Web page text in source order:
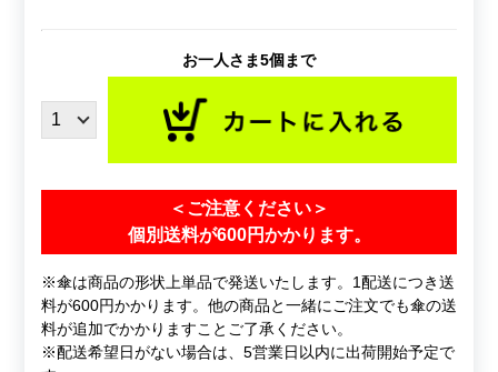
お一人さま5個まで
＜ご注意ください＞
個別送料が600円かかります。
※傘は商品の形状上単品で発送いたします。1配送につき送
料が600円かかります。他の商品と一緒にご注文でも傘の送
料が追加でかかりますことご了承ください。
※配送希望日がない場合は、5営業日以内に出荷開始予定で